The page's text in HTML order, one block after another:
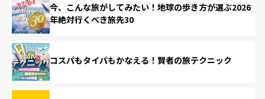
今、こんな旅がしてみたい！地球の歩き方が選ぶ2026
年絶対行くべき旅先30
コスパもタイパもかなえる！賢者の旅テクニック